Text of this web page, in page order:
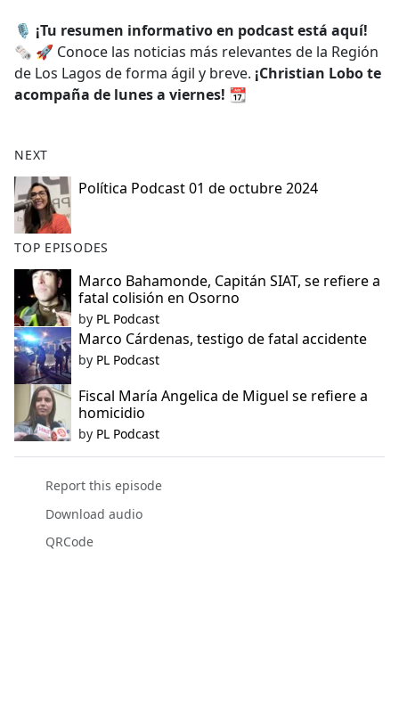
b
o
o
k
🎙️ ¡Tu resumen informativo en podcast está aquí!
🗞️ 🚀 Conoce las noticias más relevantes de la Región
de Los Lagos de forma ágil y breve. ¡Christian Lobo te
acompaña de lunes a viernes! 📆
NEXT
Política Podcast 01 de octubre 2024
TOP EPISODES
Marco Bahamonde, Capitán SIAT, se refiere a
fatal colisión en Osorno
by PL Podcast
Marco Cárdenas, testigo de fatal accidente
by PL Podcast
Fiscal María Angelica de Miguel se refiere a
homicidio
by PL Podcast
Report this episode
Download audio
QRCode